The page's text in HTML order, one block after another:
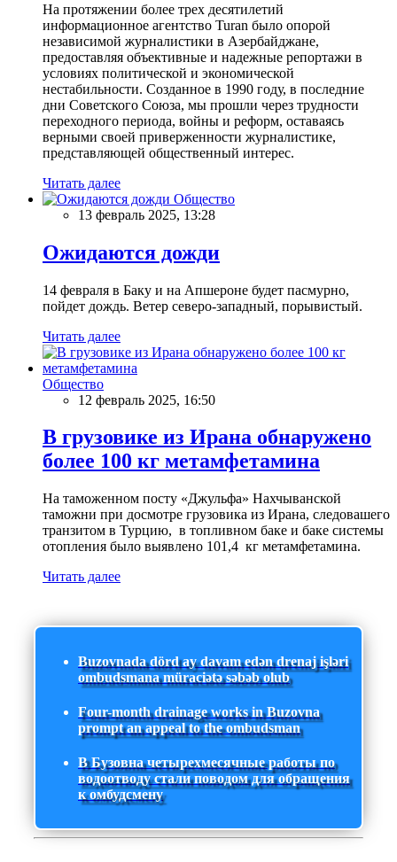
На протяжении более трех десятилетий
информационное агентство Turan было опорой
независимой журналистики в Азербайджане,
предоставляя объективные и надежные репортажи в
условиях политической и экономической
нестабильности. Созданное в 1990 году, в последние
дни Советского Союза, мы прошли через трудности
переходного периода, войны и реформ, оставаясь
верными своей приверженности журналистике,
представляющей общественный интерес.
Читать далее
Общество
13 февраль 2025, 13:28
Ожидаются дожди
14 февраля в Баку и на Апшероне будет пасмурно,
пойдет дождь. Ветер северо-западный, порывистый.
Читать далее
Общество
12 февраль 2025, 16:50
В грузовике из Ирана обнаружено
более 100 кг метамфетамина
На таможенном посту «Джульфа» Нахчыванской
таможни при досмотре грузовика из Ирана, следовашего
транзитом в Турцию, в топливном баке и баке системы
отопления было выявлено 101,4 кг метамфетамина.
Читать далее
Buzovnada dörd ay davam edən drenaj işləri
ombudsmana müraciətə səbəb olub
Four-month drainage works in Buzovna
prompt an appeal to the ombudsman
В Бузовна четырехмесячные работы по
водоотводу стали поводом для обращения
к омбудсмену